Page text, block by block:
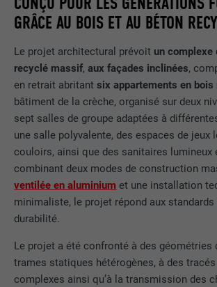
GRÂCE AU BOIS ET AU BÉTON
Le projet architectural prévoit un complexe
recyclé massif,aux façades inclinées,
en retrait abritantsix appartements en
bâtiment de la crèche, organisé sur deux
sept salles de groupe adaptées à
une salle polyvalente, des espaces de jeux
couloirs, ainsi que des sanitaires lumineux
combinant deux modes de construction
ventilée en aluminium et une installation
minimaliste, le projet répond aux
durabilité.
Le projet a été confronté à des géométries
trames statiques hétérogènes, à des
complexes ainsi qu’à la transmission des